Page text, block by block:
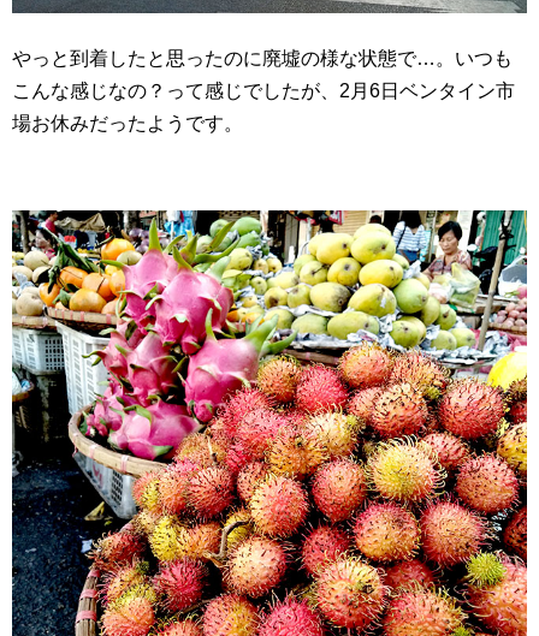
やっと到着したと思ったのに廃墟の様な状態で…。いつも
こんな感じなの？って感じでしたが、2月6日ベンタイン市
場お休みだったようです。